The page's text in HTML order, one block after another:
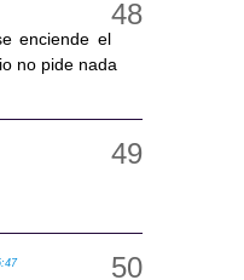
enciende el
no pide nada